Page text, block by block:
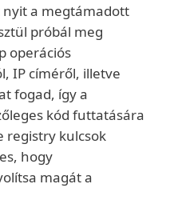
a megtámadott
próbál meg
operációs
IP címéről, illetve
fogad, így a
kód futtatására
registry kulcsok
hogy
magát a